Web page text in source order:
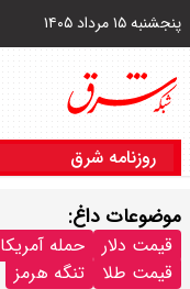
پنجشنبه ۱۵ مرداد ۱۴۰۵
روزنامه شرق
موضوعات داغ:
قیمت دلار حمله
قیمت طلا
تنگه هرمز